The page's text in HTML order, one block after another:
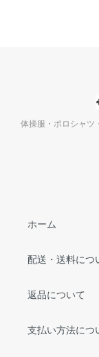
体操服・ポロシャツ
ホーム
配送・送料につ
返品について
支払い方法につ